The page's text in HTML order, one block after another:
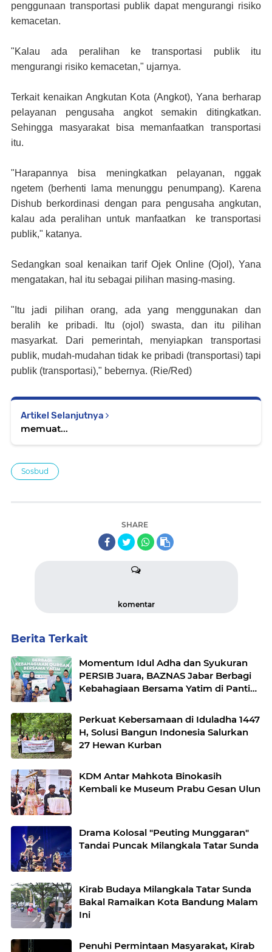
penggunaan transportasi publik dapat mengurangi risiko
kemacetan.
"Kalau ada peralihan ke transportasi publik itu
mengurangi risiko kemacetan," ujarnya.
Terkait kenaikan Angkutan Kota (Angkot), Yana berharap
pelayanan pengusaha angkot semakin ditingkatkan.
Sehingga masyarakat bisa memanfaatkan transportasi
itu.
"Harapannya bisa meningkatkan pelayanan, nggak
ngetem (berhenti lama menunggu penumpang). Karena
Dishub berkordinasi dengan para pengusaha angkutan,
kalau ada peralihan untuk manfaatkan ke transportasi
publik," katanya.
Sedangkan soal kenaikan tarif Ojek Online (Ojol), Yana
mengatakan, hal itu sebagai pilihan masing-masing.
"Itu jadi pilihan orang, ada yang menggunakan dan
beralih ke pribadi. Itu (ojol) swasta, dan itu pilihan
masyarkat. Dari pemerintah, menyiapkan transportasi
publik, mudah-mudahan tidak ke pribadi (transportasi) tapi
publik (transportasi)," bebernya. (Rie/Red)
Artikel Selanjutnya
memuat...
Sosbud
SHARE
komentar
Berita Terkait
Momentum Idul Adha dan Syukuran
PERSIB Juara, BAZNAS Jabar Berbagi
Kebahagiaan Bersama Yatim di Panti
Perkuat Kebersamaan di Iduladha 1447
H, Solusi Bangun Indonesia Salurkan
27 Hewan Kurban
KDM Antar Mahkota Binokasih
Kembali ke Museum Prabu Gesan Ulun
Drama Kolosal "Peuting Munggaran"
Tandai Puncak Milangkala Tatar Sunda
Kirab Budaya Milangkala Tatar Sunda
Bakal Ramaikan Kota Bandung Malam
Ini
Penuhi Permintaan Masyarakat, Kirab